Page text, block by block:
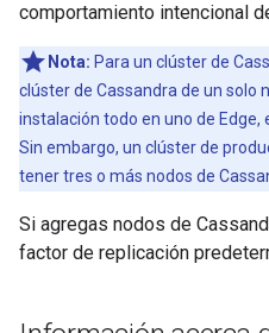
comportamiento intencional
Nota: Para un clúster de
clúster de Cassandra de un solo
instalación todo en uno de Edge,
Sin embargo, un clúster de
tener tres o más nodos de
Si agregas nodos de
factor de replicación